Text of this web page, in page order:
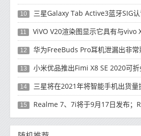
10 三星Galaxy Tab Active3蓝牙SIG认证;
11 ViVO V20渲染图显示它具有与vivo X50
12 华为FreeBuds Pro耳机泄漏出非常
13 小米优品推出Fimi X8 SE 2020可
14 三星将在2021年将智能手机出货量
15 Realme 7、7i将于9月17日发布；Realme 7i